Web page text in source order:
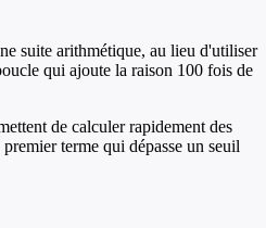
suite arithmétique, au lieu d'utiliser
qui ajoute la raison 100 fois de
de calculer rapidement des
terme qui dépasse un seuil